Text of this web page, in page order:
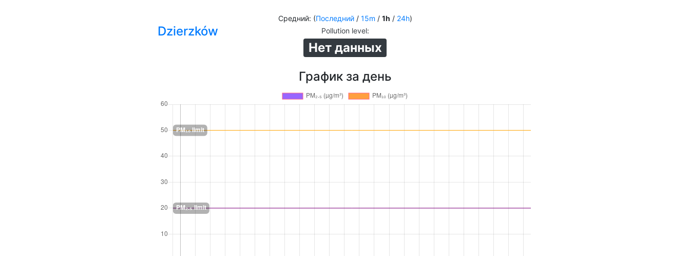
Средний: (Последний/ 15m / 1h / 24h)
Dzierzków Pollution level:
Нет данных
График за день